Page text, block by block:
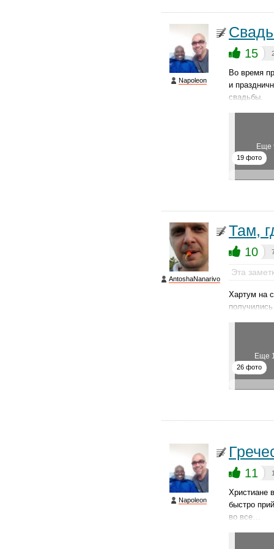
Napoleon
15
Во время
и
свадьбы.
Еще
19 фото
AntoshaNanarivo
Там,
10
Эта
Хартум на
Еще
26 фото
Napoleon
11
Христиане
быстро
во все…